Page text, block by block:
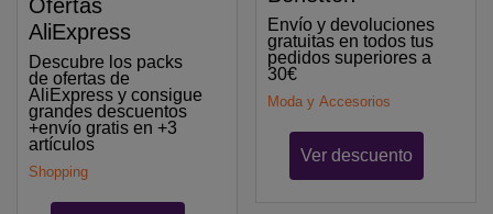
Ofertas
AliExpress
Descubre los packs
de ofertas de
AliExpress y consigue
grandes descuentos
+envío gratis en +3
artículos
Shopping
Envío y devoluciones
gratuitas en todos tus
pedidos superiores a
30€
Moda y Accesorios
Ver descuento